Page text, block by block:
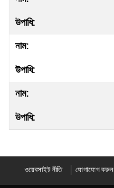
ওয়েবসাইট নীতি যোগাযোগ করুন